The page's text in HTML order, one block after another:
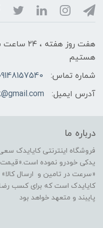
هفت روز
هستیم
شماره تماس:
آدرس ایمیل:
درباره ما
فروشگاه اینترنتی کایایدک
یدکی خودرو نموده است.«قیمت
«سرعت در تامین و ارسال
کایایدک است که برای کسب
پایبند و متعهد خواهد بود